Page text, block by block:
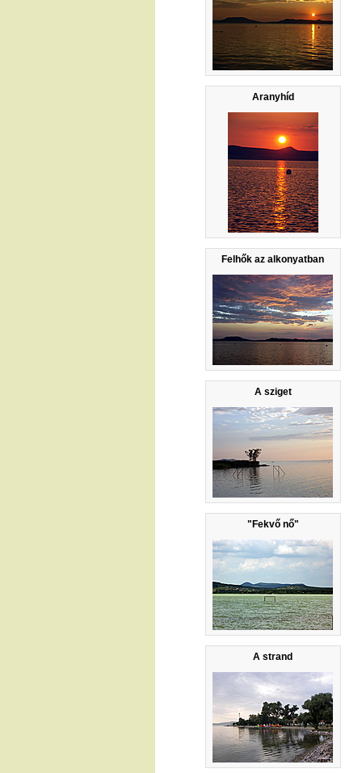
Aranyhíd
Felhők az alkonyatban
A sziget
"Fekvő nő"
A strand